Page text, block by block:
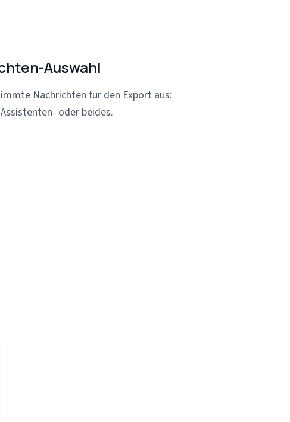
Auswahl
Nachrichten für den Export aus:
oder beides.